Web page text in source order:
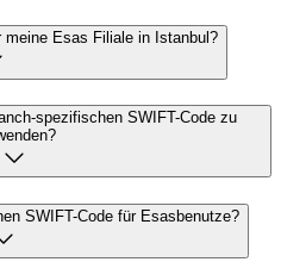
meine Esas Filiale in Istanbul?
spezifischen SWIFT-Code zu
SWIFT-Code für Esasbenutze?